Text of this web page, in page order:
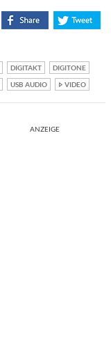
DIGITAKT
DIGITONE
USB AUDIO VIDEO
ANZEIGE